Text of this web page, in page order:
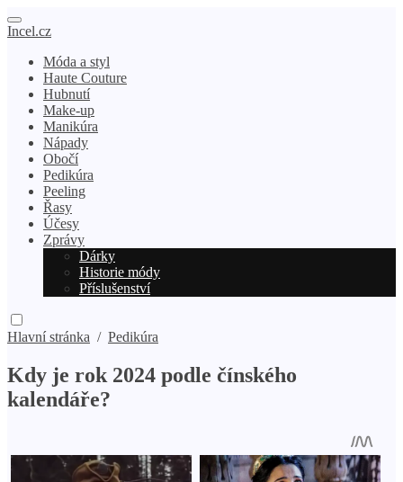
Incel.cz
Móda a styl
Haute Couture
Hubnutí
Make-up
Manikúra
Nápady
Obočí
Pedikúra
Peeling
Řasy
Účesy
Zprávy
Dárky
Historie módy
Příslušenství
Hlavní stránka / Pedikúra
Kdy je rok 2024 podle čínského
kalendáře?